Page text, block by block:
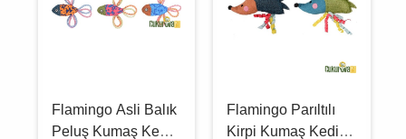
Flamingo Asli Balık
Peluş Kumaş Kedi
Flamingo Parıltılı
Kirpi Kumaş Kedi